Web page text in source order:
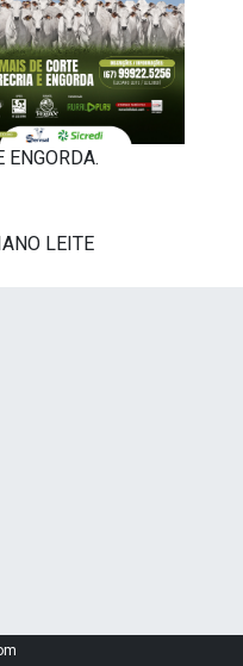
ENGORDA.
LEITE